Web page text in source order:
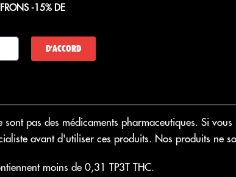
-15% DE
D'ACCORD
sont pas des médicaments pharmaceutiques. Si
avant d'utiliser ces produits. Nos produits ne
moins de 0,31 TP3T THC.